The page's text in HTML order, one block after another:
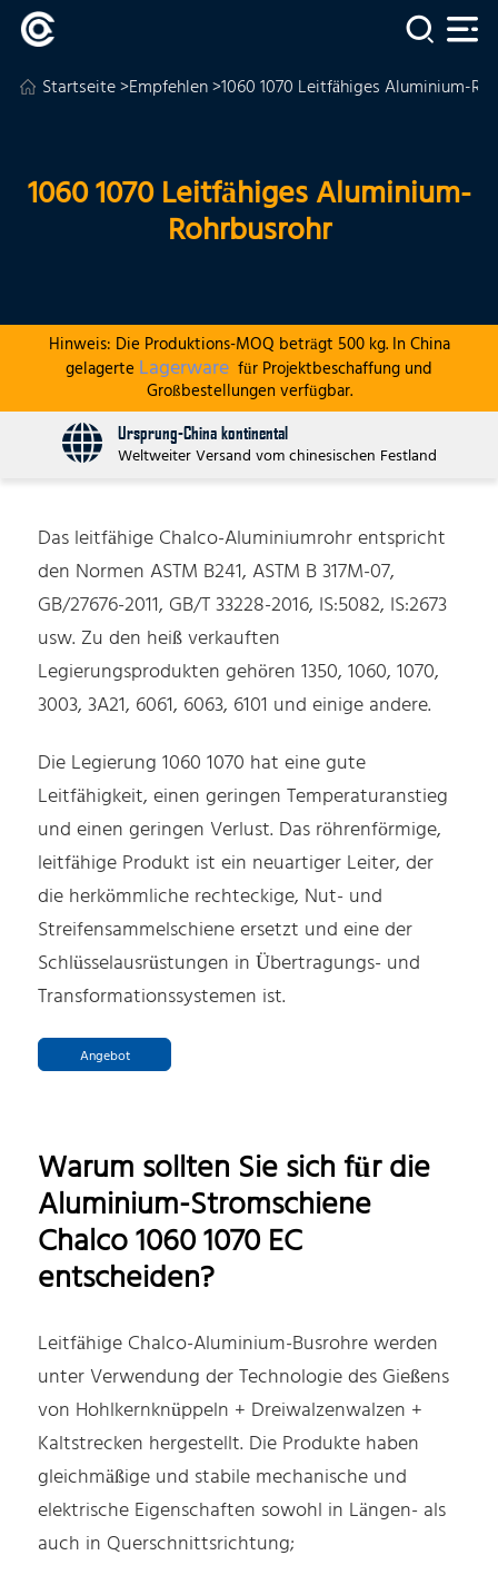
Startseite>Empfehlen>1060 1070 Leitfähiges Aluminium-
1060 1070 Leitfähiges Aluminium-
Rohrbusrohr
Hinweis: Die Produktions-MOQ beträgt 500 kg. In China
gelagerte Lagerware für Projektbeschaffung und
Großbestellungen verfügbar.
Ursprung-China kontinental
Weltweiter Versand vom chinesischen Festland
Das leitfähige Chalco-Aluminiumrohr entspricht
den Normen ASTM B241, ASTM B 317M-07,
GB/27676-2011, GB/T 33228-2016, IS:5082, IS:2673
usw. Zu den heiß verkauften
Legierungsprodukten gehören 1350, 1060, 1070,
3003, 3A21, 6061, 6063, 6101 und einige andere.
Die Legierung 1060 1070 hat eine gute
Leitfähigkeit, einen geringen Temperaturanstieg
und einen geringen Verlust. Das röhrenförmige,
leitfähige Produkt ist ein neuartiger Leiter, der
die herkömmliche rechteckige, Nut- und
Streifensammelschiene ersetzt und eine der
Schlüsselausrüstungen in Übertragungs- und
Transformationssystemen ist.
Angebot
Warum sollten Sie sich für die
Aluminium-Stromschiene
Chalco 1060 1070 EC
entscheiden?
Leitfähige Chalco-Aluminium-Busrohre werden
unter Verwendung der Technologie des Gießens
von Hohlkernknüppeln + Dreiwalzenwalzen +
Kaltstrecken hergestellt. Die Produkte haben
gleichmäßige und stabile mechanische und
elektrische Eigenschaften sowohl in Längen- als
auch in Querschnittsrichtung;